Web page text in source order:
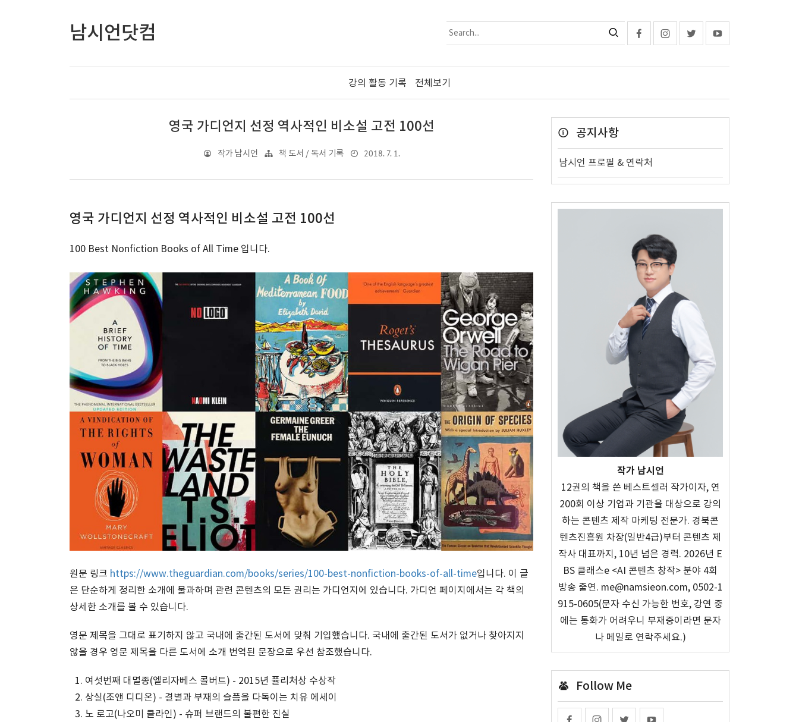
남시언닷컴
강의 활동 기록 전체보기
영국 가디언지 선정 역사적인 비소설 고전 100선
작가 남시언 책 도서 / 독서 기록 2018. 7. 1.
영국 가디언지 선정 역사적인 비소설 고전 100선
100 Best Nonfiction Books of All Time 입니다.
원문 링크 https://www.theguardian.com/books/series/100-best-nonfiction-books-of-all-time입니다. 이 글
은 단순하게 정리한 소개에 불과하며 관련 콘텐츠의 모든 권리는 가디언지에 있습니다. 가디언 페이지에서는 각 책의
상세한 소개를 볼 수 있습니다.
영문 제목을 그대로 표기하지 않고 국내에 출간된 도서에 맞춰 기입했습니다. 국내에 출간된 도서가 없거나 찾아지지
않을 경우 영문 제목을 다른 도서에 소개 번역된 문장으로 우선 참조했습니다.
여섯번째 대멸종(엘리자베스 콜버트) - 2015년 퓰리처상 수상작
상실(조앤 디디온) - 결별과 부재의 슬픔을 다독이는 치유 에세이
노 로고(나오미 클라인) - 슈퍼 브랜드의 불편한 진실
공지사항
남시언 프로필 & 연락처
작가 남시언
12권의 책을 쓴 베스트셀러 작가이자, 연
200회 이상 기업과 기관을 대상으로 강의
하는 콘텐츠 제작 마케팅 전문가. 경북콘
텐츠진흥원 차장(일반4급)부터 콘텐츠 제
작사 대표까지, 10년 넘은 경력. 2026년 E
BS 클래스e <AI 콘텐츠 창작> 분야 4회
방송 출연. me@namsieon.com, 0502-1
915-0605(문자 수신 가능한 번호, 강연 중
에는 통화가 어려우니 부재중이라면 문자
나 메일로 연락주세요.)
Follow Me